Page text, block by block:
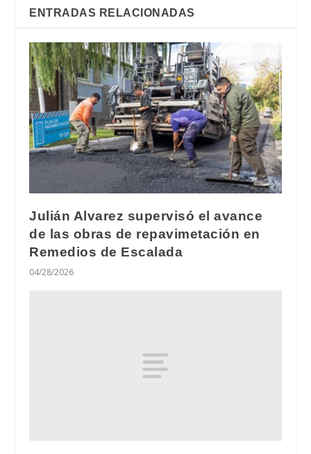
ENTRADAS RELACIONADAS
Julián Alvarez supervisó el avance
de las obras de repavimetación en
Remedios de Escalada
04/28/2026